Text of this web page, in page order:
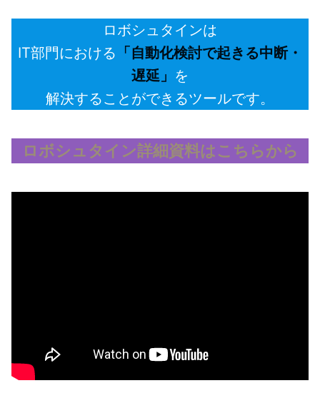
ロボシュタインは
IT部門における 「自動化検討で起きる中断・
遅延」 を
解決することができるツールです。
ロボシュタイン詳細資料はこちらから